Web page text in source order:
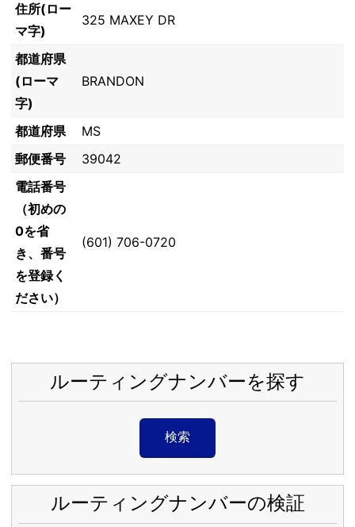
住所(ロー
マ字)
325 MAXEY DR
都道府県
(ローマ
字)
BRANDON
都道府県
MS
郵便番号
39042
電話番号
（初めの
0を省
き、番号
を登録く
ださい）
(601) 706-0720
ルーティングナンバーを探す
検索
ルーティングナンバーの検証